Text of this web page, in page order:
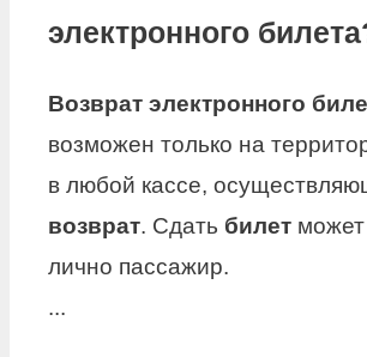
электронного
Возврат электронного
возможен только на
в любой кассе,
возврат. Сдать билет может
лично пассажир.
...